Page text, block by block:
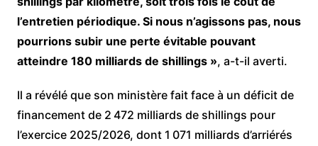
l’entretien périodique. Si nous n’agissons pas, nous
pourrions subir une perte évitable pouvant
atteindre 180 milliards de shillings », a-t-il averti.
Il a révélé que son ministère fait face à un déficit de
financement de 2 472 milliards de shillings pour
l’exercice 2025/2026, dont 1 071 milliards d’arriérés